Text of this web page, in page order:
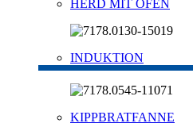
HERD MIT OFEN
INDUKTION
KIPPBRATFANNE